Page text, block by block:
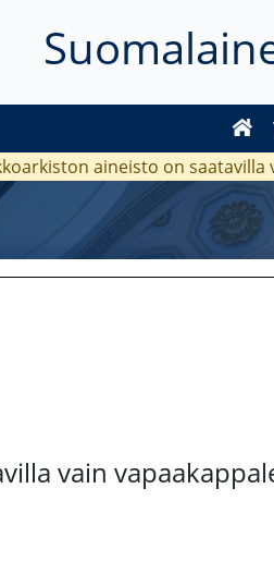
aineisto on saatavilla
vain